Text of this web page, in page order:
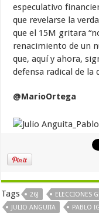
especulativo
que revelarse la
que el 15M gritara
renacimiento de un
que, aquí y ahora,
defensa radical de la
@MarioOrtega
Tags 26J ELECCIONES
JULIO ANGUITA
PABLO